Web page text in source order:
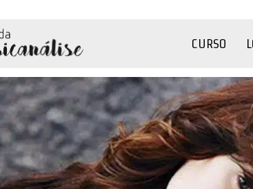
da
Psicanálise
CURSO